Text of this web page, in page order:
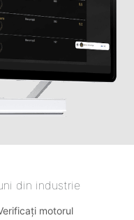
din industrie
motorul